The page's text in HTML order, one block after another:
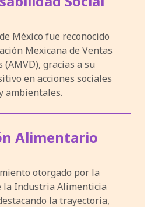
México fue reconocido
Mexicana de Ventas
(AMVD), gracias a su
en acciones sociales
ambientales.
Alimentario
otorgado por la
la Industria Alimenticia
la trayectoria,